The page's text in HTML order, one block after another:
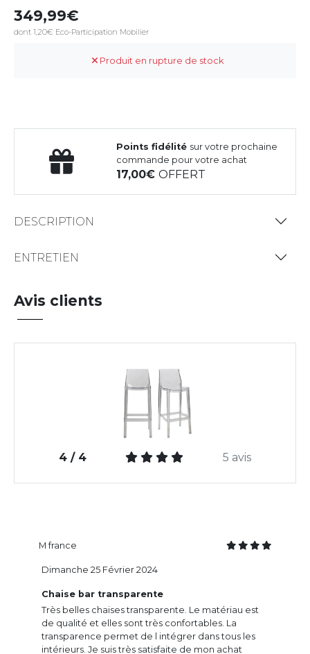
349,99
dont 1,20€ Eco-Participation Mobilier
Produit en rupture de stock
Points fidélité sur votre prochaine
commande pour votre achat
17,00OFFERT
DESCRIPTION
ENTRETIEN
Avis clients
4 / 4 5 avis
M france
Chaise bar transparente
Très belles chaises transparente. Le matériau est
de qualité et elles sont très confortables. La
transparence permet de l intégrer dans tous les
intérieurs. Je suis très satisfaite de mon achat
Dimanche 25 Février 2024